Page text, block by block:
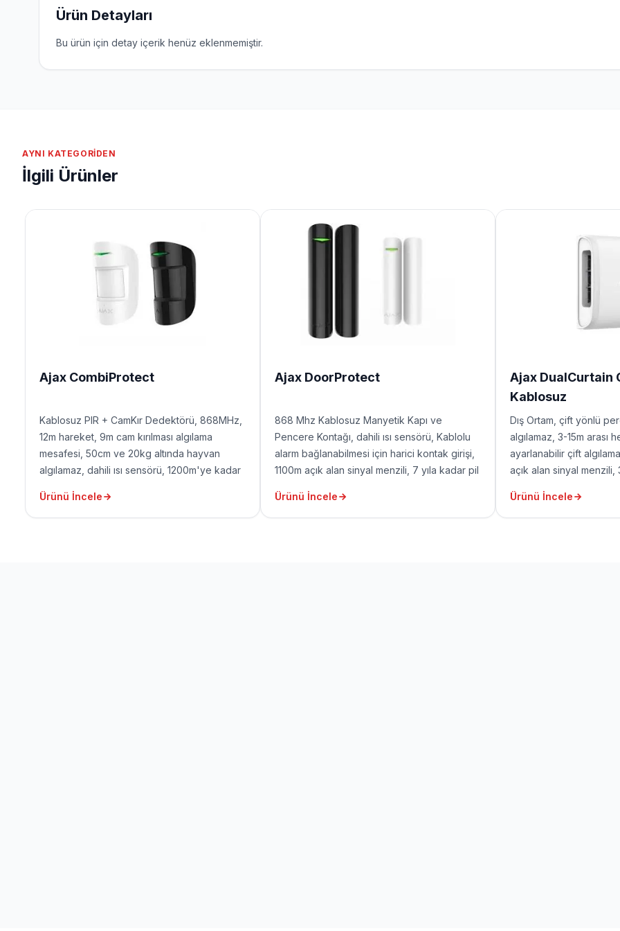
Ürün Detayları
Bu ürün için detay içerik henüz eklenmemiştir.
AYNI KATEGORIDEN
İlgili Ürünler
Ajax CombiProtect
Kablosuz PIR + CamKır Dedektörü, 868MHz,
12m hareket, 9m cam kırılması algılama
mesafesi, 50cm ve 20kg altında hayvan
algılamaz, dahili ısı sensörü, 1200m'ye kadar
(pil dahil değildir)
Ürünü İncele
Ajax DoorProtect
868 Mhz Kablosuz Manyetik Kapı ve
Pencere Kontağı, dahili ısı sensörü, Kablolu
alarm bağlanabilmesi için harici kontak girişi,
1100m açık alan sinyal menzili, 7 yıla kadar pil
aralık için) ve büyük magnet (2cm aralık için)
sete dahildir.
Ürünü İncele
Ajax DualCurtain
Kablosuz
Dış Ortam, çift yönlü
algılamaz, 3-15m arası
ayarlanabilir çift
açık alan sinyal menzili,
Ürünü İncele